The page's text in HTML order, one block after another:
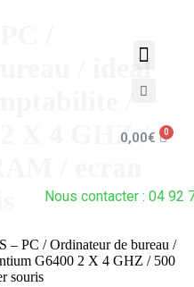
0,00€
Nous contacter : 04 92
/ ideal
2 X 4 GHZ /
– PC / Ordinateur de bureau /
G6400 2 X 4 GHZ / 500
souris